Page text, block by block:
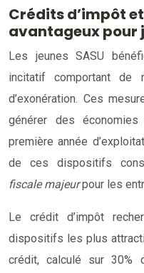
Crédits d’impôt
avantageux pour
Les jeunes SASU
incitatif comportant de
d’exonération. Ces
générer des
première année
de ces dispositifs
fiscale majeurpour les
Le crédit d’impôt
dispositifs les plus
crédit, calculé sur 30%